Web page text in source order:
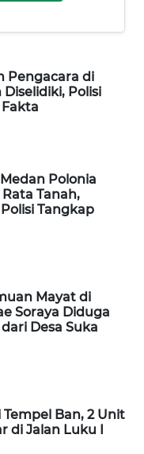
Pengacara di
Polisi
Polonia
Tanah,
Tangkap
Mayat di
Soraya Diduga
Desa Suka
Ban, 2 Unit
di Jalan Luku I